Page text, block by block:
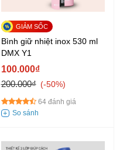
Bình giữ nhiệt inox 530 ml
DMX Y1
100.000₫
200.000₫
-50%
64 đánh giá